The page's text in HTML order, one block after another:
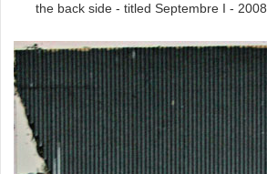
the back side - titled Septembre I - 2008.